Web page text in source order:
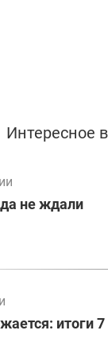
Интересное
не ждали
итоги